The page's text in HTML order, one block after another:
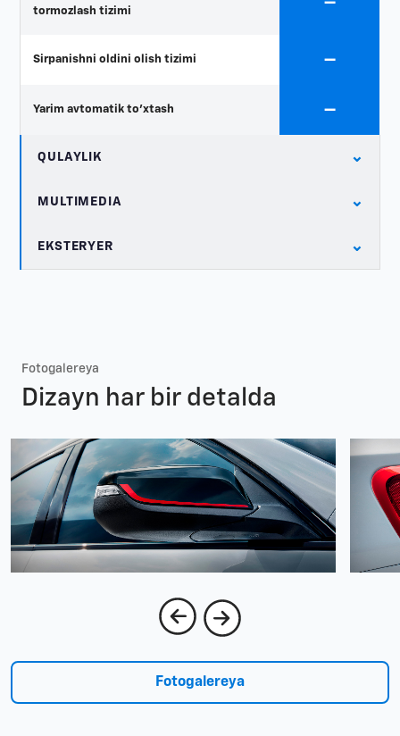
tormozlash tizimi
Sirpanishni oldini olish tizimi —
Yarim avtomatik to'xtash —
QULAYLIK ⌄
MULTIMEDIA ⌄
EKSTERYER ⌄
Fotogalereya
Dizayn har bir detalda
Fotogalereya